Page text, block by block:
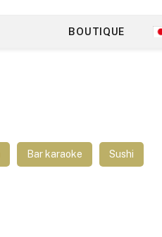
BOUTIQUE
Bar karaoke Sushi